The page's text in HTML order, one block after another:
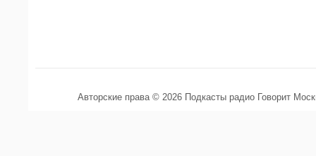
Авторские права © 2026 Подкасты радио Говорит